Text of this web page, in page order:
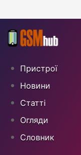
Пристрої
Новини
Статті
Огляди
Cловник